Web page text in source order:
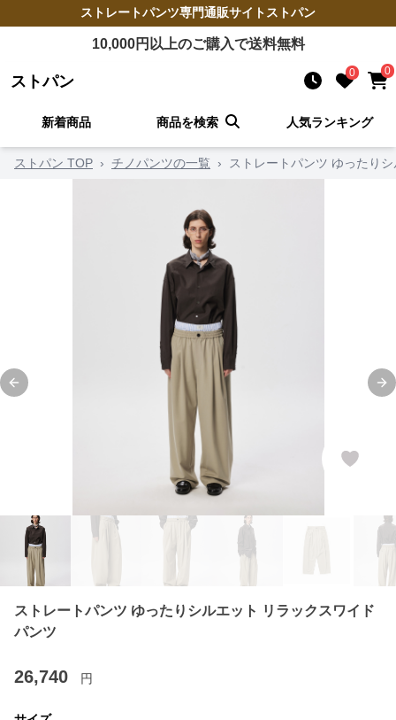
ストレートパンツ専門通販サイト ストパン
10,000円以上のご購入で送料無料
ストパン 0 0
新着商品 商品を検索 人気ランキング
ストパン TOP › チノパンツの一覧 › ストレートパンツ ゆったり
Previous slide
ストレートパンツ ゆったりシルエット リラックスワイド
パンツ
26,740 円